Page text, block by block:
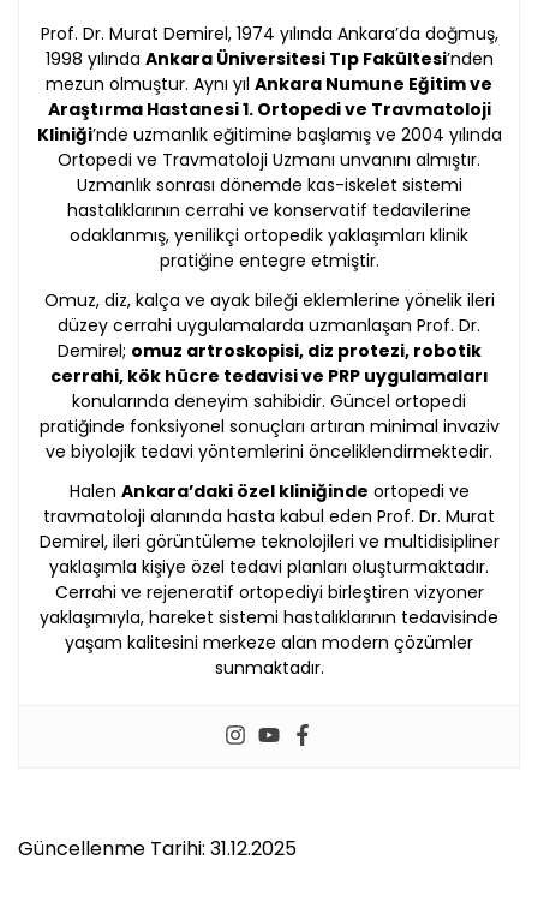
Prof. Dr. Murat Demirel, 1974 yılında Ankara’da doğmuş,
1998 yılında Ankara Üniversitesi Tıp Fakültesi’nden
mezun olmuştur. Aynı yıl Ankara Numune Eğitim ve
Araştırma Hastanesi 1. Ortopedi ve Travmatoloji
Kliniği’nde uzmanlık eğitimine başlamış ve 2004 yılında
Ortopedi ve Travmatoloji Uzmanı unvanını almıştır.
Uzmanlık sonrası dönemde kas-iskelet sistemi
hastalıklarının cerrahi ve konservatif tedavilerine
odaklanmış, yenilikçi ortopedik yaklaşımları klinik
pratiğine entegre etmiştir.
Omuz, diz, kalça ve ayak bileği eklemlerine yönelik ileri
düzey cerrahi uygulamalarda uzmanlaşan Prof. Dr.
Demirel; omuz artroskopisi, diz protezi, robotik
cerrahi, kök hücre tedavisi ve PRP uygulamaları
konularında deneyim sahibidir. Güncel ortopedi
pratiğinde fonksiyonel sonuçları artıran minimal invaziv
ve biyolojik tedavi yöntemlerini önceliklendirmektedir.
Halen Ankara’daki özel kliniğinde ortopedi ve
travmatoloji alanında hasta kabul eden Prof. Dr. Murat
Demirel, ileri görüntüleme teknolojileri ve multidisipliner
yaklaşımla kişiye özel tedavi planları oluşturmaktadır.
Cerrahi ve rejeneratif ortopediyi birleştiren vizyoner
yaklaşımıyla, hareket sistemi hastalıklarının tedavisinde
yaşam kalitesini merkeze alan modern çözümler
sunmaktadır.
Güncellenme Tarihi: 31.12.2025